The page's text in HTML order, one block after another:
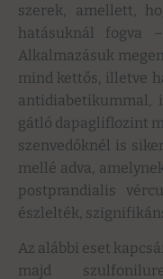
szerek, amellett,
hatásuknál fogva
Alkalmazásuk
mind kettős, illetve
antidiabetikummal,
gátló dapagliflozint
szenvedőknél is
mellé adva,
postprandialis
észlelték,
Az alábbi eset
majd